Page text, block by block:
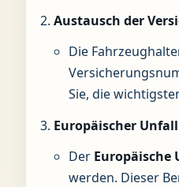
Austausch der
Die
Sie, die
Europäischer
Der Europäische
werden. Dieser